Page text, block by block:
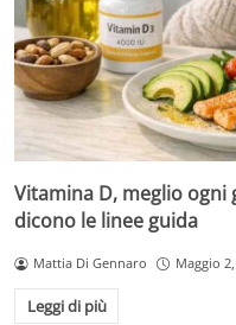
Vitamina D, meglio ogni
dicono le linee guida
Mattia Di Gennaro Maggio
Leggi di più